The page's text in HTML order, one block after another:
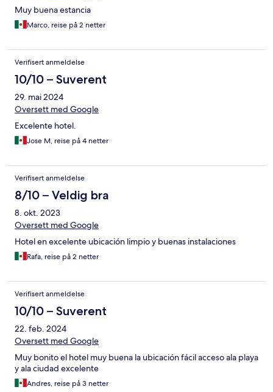
Muy buena estancia
Marco, reise på 2 netter
Verifisert anmeldelse
10/10 – Suverent
29. mai 2024
Oversett med Google
Excelente hotel.
Jose M, reise på 4 netter
Verifisert anmeldelse
8/10 – Veldig bra
8. okt. 2023
Oversett med Google
Hotel en excelente ubicación limpio y buenas instalaciones
Rafa, reise på 2 netter
Verifisert anmeldelse
10/10 – Suverent
22. feb. 2024
Oversett med Google
Muy bonito el hotel muy buena la ubicación fácil acceso ala playa
y ala ciudad excelente
Andres, reise på 3 netter